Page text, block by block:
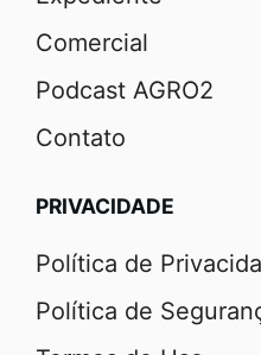
Comercial
Podcast AGRO2
Contato
PRIVACIDADE
Política de
Política de